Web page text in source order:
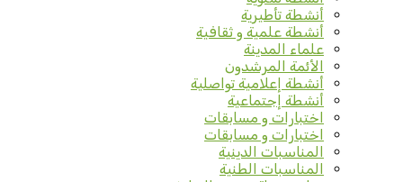
أنشطة تأطيرية
أنشطة علمية و ثقافية
علماء المدينة
الأئمة المرشدون
أنشطة إعلامية تواصلية
أنشطة إجتماعية
اختبارات و مسابقات
اختبارات و مسابقات
المناسبات الدينية
المناسبات الطنية